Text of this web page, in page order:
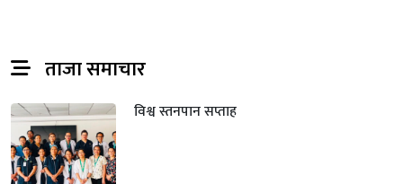
ताजा समाचार
विश्व स्तनपान सप्ताह